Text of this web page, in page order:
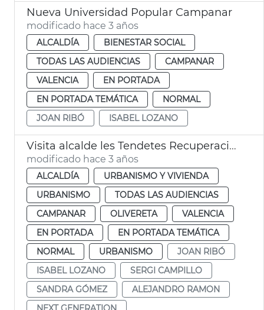
Nueva Universidad Popular Campanar
modificado hace 3 años
ALCALDÍA
BIENESTAR SOCIAL
TODAS LAS AUDIENCIAS
CAMPANAR
VALENCIA
EN PORTADA
EN PORTADA TEMÁTICA
NORMAL
JOAN RIBÓ
ISABEL LOZANO
Visita alcalde les Tendetes Recuperación viviendas Next Generation
modificado hace 3 años
ALCALDÍA
URBANISMO Y VIVIENDA
URBANISMO
TODAS LAS AUDIENCIAS
CAMPANAR
OLIVERETA
VALENCIA
EN PORTADA
EN PORTADA TEMÁTICA
NORMAL
URBANISMO
JOAN RIBÓ
ISABEL LOZANO
SERGI CAMPILLO
SANDRA GÓMEZ
ALEJANDRO RAMON